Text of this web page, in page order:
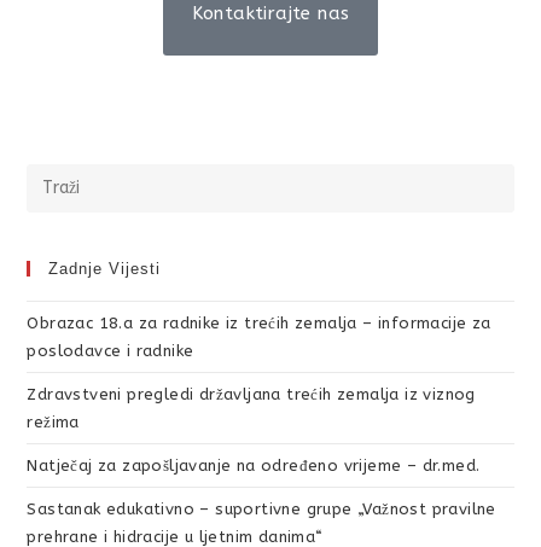
Kontaktirajte nas
Zadnje Vijesti
Obrazac 18.a za radnike iz trećih zemalja – informacije za
poslodavce i radnike
Zdravstveni pregledi državljana trećih zemalja iz viznog
režima
Natječaj za zapošljavanje na određeno vrijeme – dr.med.
Sastanak edukativno – suportivne grupe „Važnost pravilne
prehrane i hidracije u ljetnim danima“